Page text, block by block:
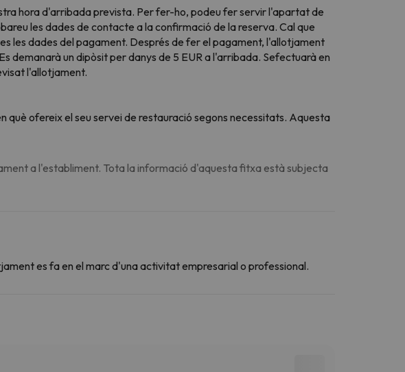
hora d'arribada prevista. Per fer-ho, podeu fer servir l'apartat de
les dades de contacte a la confirmació de la reserva. Cal que
les dades del pagament. Després de fer el pagament, l'allotjament
demanarà un dipòsit per danys de 5 EUR a l'arribada. Sefectuarà en
l'allotjament.
ofereix el seu servei de restauració segons necessitats. Aquesta
a l'establiment. Tota la informació d'aquesta fitxa està subjecta
es fa en el marc d'una activitat empresarial o professional.